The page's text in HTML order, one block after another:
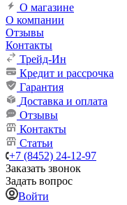
О магазине
О компании
Отзывы
Контакты
Трейд-Ин
Кредит и рассрочка
Гарантия
Доставка и оплата
Отзывы
Контакты
Статьи
+7 (8452) 24-12-97
Заказать звонок
Задать вопрос
Войти